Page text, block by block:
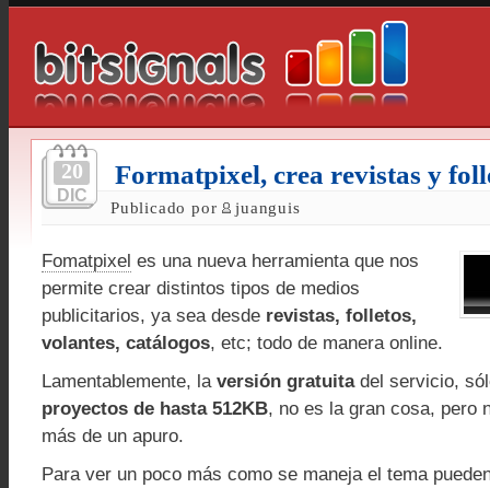
20
DIC
Formatpixel, crea revistas y
Publicado por juanguis
Fomatpixel es una nueva herramienta que nos
permite crear distintos tipos de medios
publicitarios, ya sea desde revistas, folletos,
volantes, catálogos, etc; todo de manera online.
Lamentablemente, la versión gratuitadel servicio,
proyectos de hasta 512KB, no es la gran cosa, pero
más de un apuro.
Para ver un poco más como se maneja el tema